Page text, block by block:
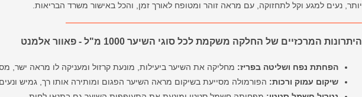
יותר, נעים למגע וקל לתחזוקה, עם מראה זוהר ומטופח לאורך זמן, והכל באישור משרד הבריאות.
היתרונות המרכזיים של החלקה משקמת לכל סוגי השיער 1000 מ"ל - פאוור אלמנט
הפחתת נפח ושליטה בפריז: מחליקה את השיער ביעילות, מונעת קרזול ומעניקה לו מראה ישר,
שיקום עמוק ורכות: הפורמולה מסייעת בשיקום מראה השיער הפגום ומותירה אותו רך, גמיש